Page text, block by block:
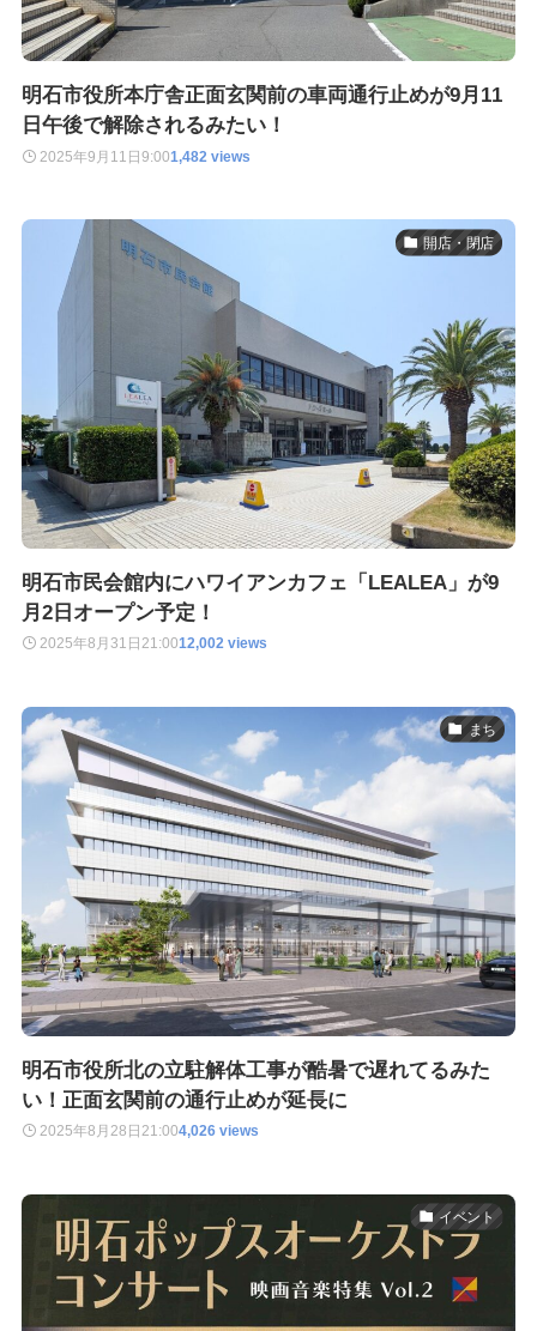
明石市役所本庁舎正面玄関前の車両通行止めが9月11
日午後で解除されるみたい！
2025年9月11日9:001,482 views
開店・閉店
明石市民会館内にハワイアンカフェ「LEALEA」が9
月2日オープン予定！
2025年8月31日 21:0012,002 views
まち
明石市役所北の立駐解体工事が酷暑で遅れてるみた
い！正面玄関前の通行止めが延長に
2025年8月28日 21:004,026 views
イベント